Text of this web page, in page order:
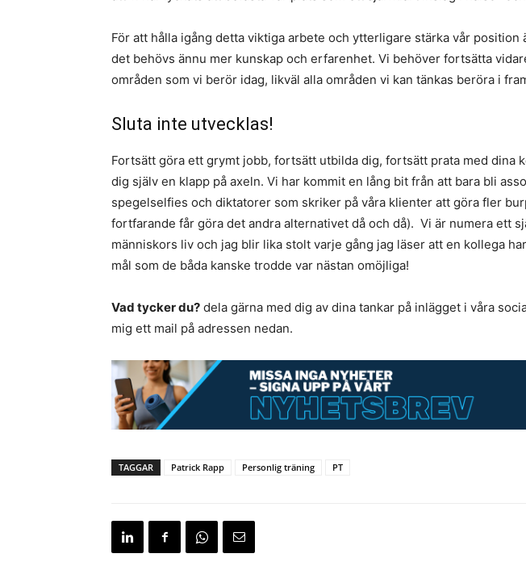
För att hålla igång detta viktiga arbete och ytterligare stärka vår position
det behövs ännu mer kunskap och erfarenhet. Vi behöver fortsätta
områden som vi berör idag, likväl alla områden vi kan tänkas beröra i
Sluta inte utvecklas!
Fortsätt göra ett grymt jobb, fortsätt utbilda dig, fortsätt prata med dina
dig själv en klapp på axeln. Vi har kommit en lång bit från att bara bli
spegelselfies och diktatorer som skriker på våra klienter att göra fler
fortfarande får göra det andra alternativet då och då). Vi är numera ett
människors liv och jag blir lika stolt varje gång jag läser att en kollega
mål som de båda kanske trodde var nästan omöjliga!
Vad tycker du? dela gärna med dig av dina tankar på inlägget i våra
mig ett mail på adressen nedan.
TAGGAR Patrick Rapp Personlig träning PT